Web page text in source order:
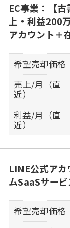
EC事業：【
上・利益200
アカウント＋
希望売却価格
売上/月（直
近）
利益/月（直
近）
LINE公式ア
ムSaaSサー
希望売却価格